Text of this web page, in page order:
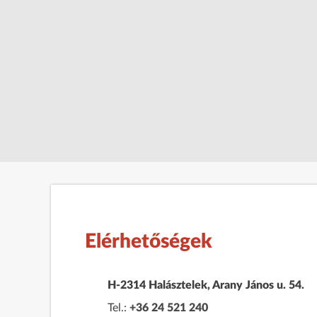
Elérhetőségek
H-2314 Halásztelek, Arany János u. 54.
Tel.: +36 24 521 240